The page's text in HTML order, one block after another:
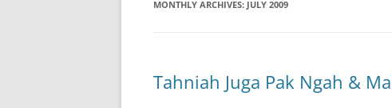
MONTHLY ARCHIVES: JULY 2009
Tahniah Juga Pak Ngah &